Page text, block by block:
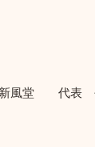
長